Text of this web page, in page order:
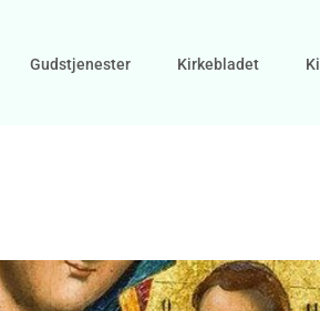
Gudstjenester Kirkebladet